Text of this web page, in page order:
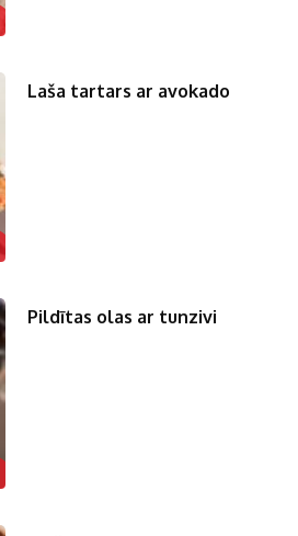
Laša tartars ar avokado
Pildītas olas ar tunzivi